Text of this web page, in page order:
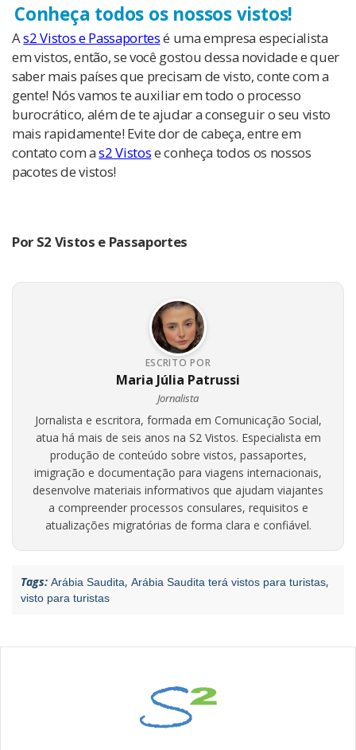
Conheça todos os nossos vistos!
As2 Vistos e Passaportesé uma empresa especialista
em vistos, então, se você gostou dessa novidade e quer
saber mais países que precisam de visto, conte com a
gente! Nós vamos te auxiliar em todo o processo
burocrático, além de te ajudar a conseguir o seu visto
mais rapidamente! Evite dor de cabeça, entre em
contato com as2 Vistose conheça todos os nossos
pacotes de vistos!
Por S2 Vistos e Passaportes
ESCRITO POR
Maria Júlia Patrussi
Jornalista
Jornalista e escritora, formada em Comunicação Social,
atua há mais de seis anos na S2 Vistos. Especialista em
produção de conteúdo sobre vistos, passaportes,
imigração e documentação para viagens internacionais,
desenvolve materiais informativos que ajudam viajantes
a compreender processos consulares, requisitos e
atualizações migratórias de forma clara e confiável.
Tags: Arábia Saudita, Arábia Saudita terá vistos para turistas,
visto para turistas